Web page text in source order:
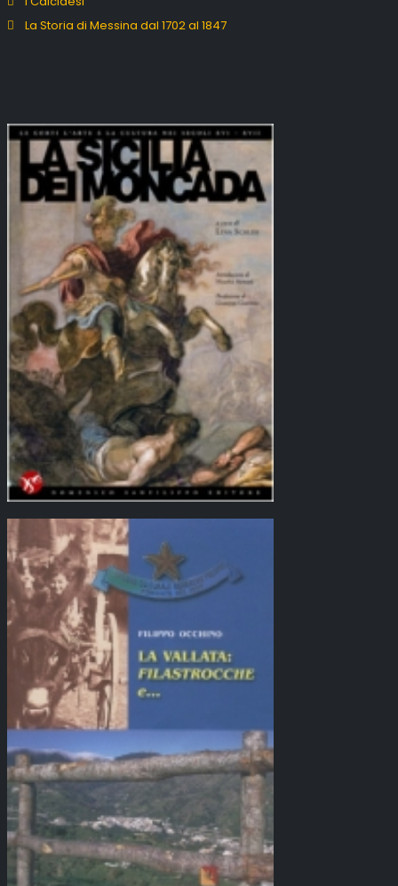
La Storia di Messina dal 1702 al 1847